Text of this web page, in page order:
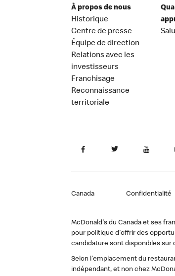
À propos de nous
Historique
Centre de presse
Équipe de direction
Relations avec les
investisseurs
Franchisage
Reconnaissance
territoriale
Canada Confidentialité
McDonald's du Canada et ses
pour politique d'offrir des
candidature sont disponibles sur
Selon l'emplacement du
indépendant, et non chez